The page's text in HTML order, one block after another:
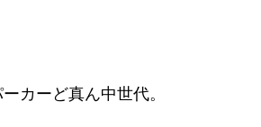
カーど真ん中世代。